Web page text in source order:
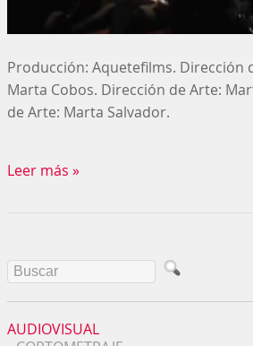
Producción: Aquetefilms. Dirección
Marta Cobos. Dirección de Arte:
de Arte: Marta Salvador.
Leer más »
AUDIOVISUAL